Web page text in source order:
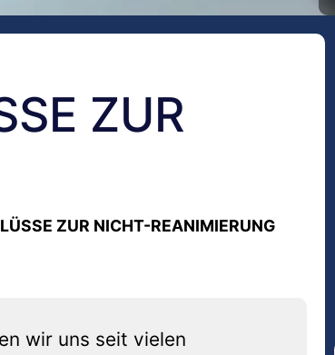
ZUR
ZUR NICHT-REANIMIERUNG
wir uns seit vielen